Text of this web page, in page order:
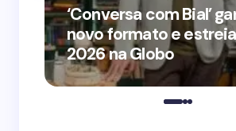
‘Conversa com Bial’
novo formato e
2026 na Globo